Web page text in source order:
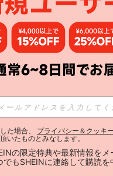
アプリ
する
た場合、 プライバシー＆クッキ
いたものとみなします。
の限定特典や最新情報をメ
でもSHEINに連絡して購読を